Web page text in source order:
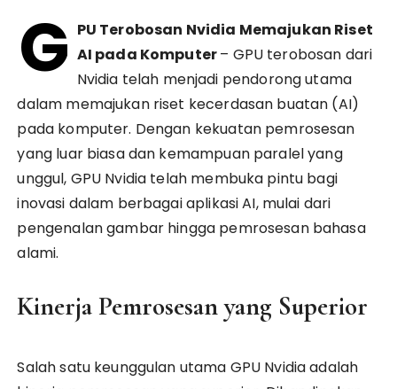
G PU Terobosan Nvidia Memajukan Riset
AI pada Komputer– GPU terobosan dari
Nvidia telah menjadi pendorong utama
dalam memajukan riset kecerdasan buatan (AI)
pada komputer. Dengan kekuatan pemrosesan
yang luar biasa dan kemampuan paralel yang
unggul, GPU Nvidia telah membuka pintu bagi
inovasi dalam berbagai aplikasi AI, mulai dari
pengenalan gambar hingga pemrosesan bahasa
alami.
Kinerja Pemrosesan yang Superior
Salah satu keunggulan utama GPU Nvidia adalah